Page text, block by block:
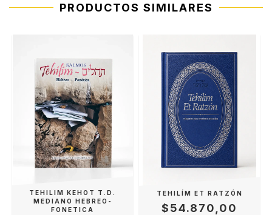
PRODUCTOS SIMILARES
TEHILIM KEHOT T.D.
MEDIANO HEBREO-
FONETICA
TEHILÍM ET RATZÓN
$54.870,00